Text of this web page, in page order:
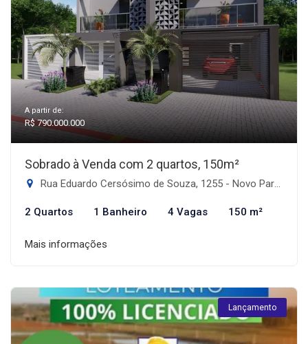
A partir de:
R$ 790.000.000
Sobrado à Venda com 2 quartos, 150m²
Rua Eduardo Cersósimo de Souza, 1255 - Novo Parque Alvorada, Dourados-MS
2 Quartos 1 Banheiro 4 Vagas 150 m²
Mais informações
Lançamento